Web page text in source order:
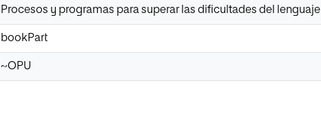
Procesos y programas para superar las dificultades del lenguaje
bookPart
~OPU